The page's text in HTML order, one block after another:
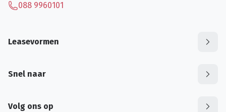
088 9960101
Leasevormen
Snel naar
Volg ons op